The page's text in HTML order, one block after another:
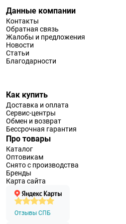
Данные компании
Контакты
Обратная связь
Жалобы и предложения
Новости
Статьи
Благодарности
Как купить
Доставка и оплата
Сервис-центры
Обмен и возврат
Бессрочная гарантия
Про товары
Каталог
Оптовикам
Снято с производства
Бренды
Карта сайта
Отзывы СПБ